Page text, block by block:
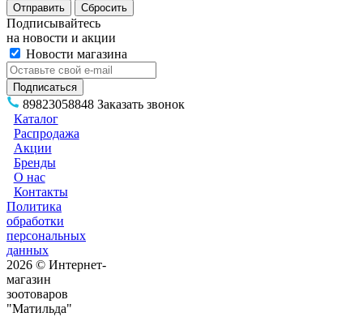
Сбросить
Подписывайтесь
на новости и акции
Новости магазина
89823058848 Заказать звонок
Каталог
Распродажа
Акции
Бренды
О нас
Контакты
Политика
обработки
персональных
данных
2026 © Интернет-
магазин
зоотоваров
"Матильда"